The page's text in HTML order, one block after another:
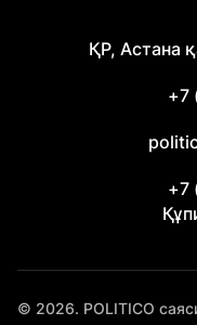
ҚР, Астана
+7
+7
© 2026. POLITICO